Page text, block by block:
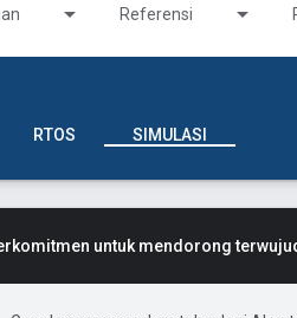
Referensi
RTOS SIMULASI
untuk mendorong